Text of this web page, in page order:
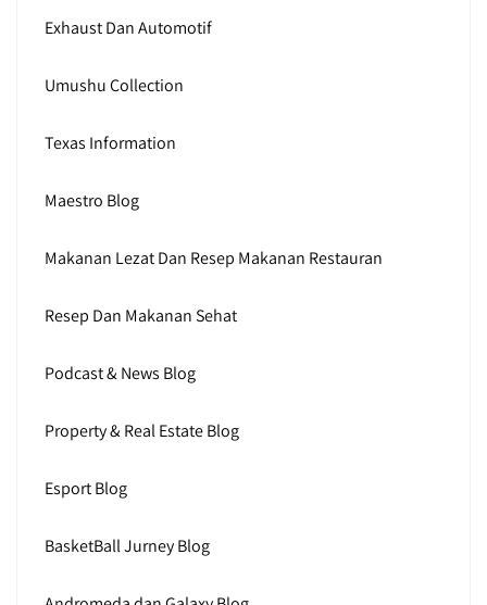
Exhaust Dan Automotif
Umushu Collection
Texas Information
Maestro Blog
Makanan Lezat Dan Resep Makanan Restauran
Resep Dan Makanan Sehat
Podcast & News Blog
Property & Real Estate Blog
Esport Blog
BasketBall Jurney Blog